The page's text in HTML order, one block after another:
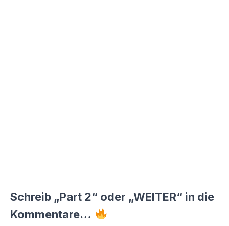
Schreib „Part 2“ oder „WEITER“ in die
Kommentare…